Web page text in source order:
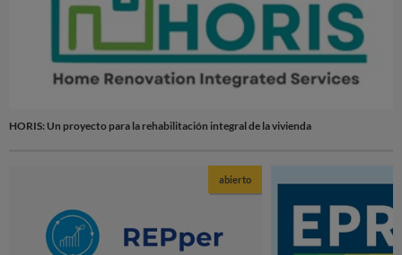
HORIS: Un proyecto para la rehabilitación integral de la vivienda
abierto